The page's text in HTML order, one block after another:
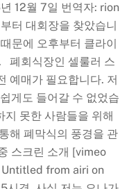
12월 7일 번역자: rion
터 대회장을 찾았습니
문에 오후부터 클라이
폐회식장인 셀룰러 스
예매가 필요합니다. 저
게도 들어갈 수 없었습
지 못한 사람들을 위해
해 폐막식의 풍경을 관
스크린 소개 [vimeo
from airi on